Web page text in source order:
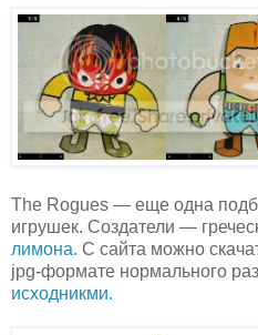
The Rogues — еще одна
игрушек. Создатели —
лимона. C сайта можно
jpg-формате нормального
исходникми.